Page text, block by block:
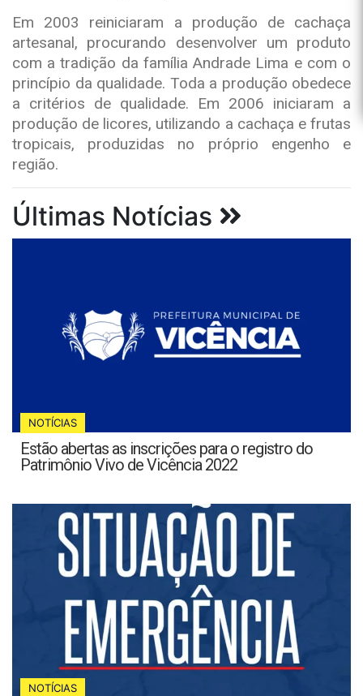
Em 2003 reiniciaram a produção de cachaça
artesanal, procurando desenvolver um produto
com a tradição da família Andrade Lima e com o
princípio da qualidade. Toda a produção obedece
a critérios de qualidade. Em 2006 iniciaram a
produção de licores, utilizando a cachaça e frutas
tropicais, produzidas no próprio engenho e
região.
Últimas Notícias
NOTÍCIAS
Estão abertas as inscrições para o registro do
Patrimônio Vivo de Vicência 2022
NOTÍCIAS